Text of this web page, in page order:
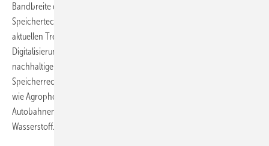
Bandbreite der Entwicklung der Photovoltaik und der
Speichertechnologien ab. So wird es einen tiefen Einblick in die
aktuellen Trends der Photovoltaik geben. Der reicht von der
Digitalisierung über eine moderne Zellarchitektur bis hin zum
nachhaltigen Modul- und Batteriedesign und zum Modul- und
Speicherrecycling. Danach geht es an die konkreten Anwendungen
wie Agrophotovoltaik, schwimmende Solaranlagen, Photovoltaik auf
Autobahnen, im Schienenverkehr oder zur Produktion von grünem
Wasserstoff.